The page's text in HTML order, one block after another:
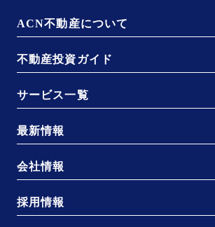
ACN不動産について
不動産投資ガイド
サービス一覧
最新情報
会社情報
採用情報